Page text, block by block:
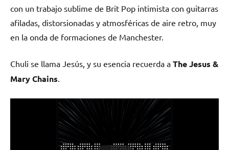
con un trabajo sublime de Brit Pop intimista con guitarras
afiladas, distorsionadas y atmosféricas de aire retro, muy
en la onda de formaciones de Manchester.
Chuli se llama Jesús, y su esencia recuerda a The Jesus &
Mary Chains